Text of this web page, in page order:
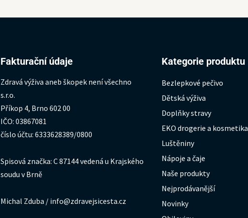
Fakturační údaje
Zdravá výživa aneb škopek není všechno
s.r.o.
Příkop 4, Brno 602 00
IČO: 03867081
číslo účtu: 6333628389/0800
Spisová značka: C 87144 vedená u Krajského
soudu v Brně
Michal Zduba / info@zdravejsicesta.cz
Kategorie produktu
Bezlepkové pečivo
Dětská výživa
Doplňky stravy
EKO drogerie a kosmetika
Luštěniny
Nápoje a čaje
Naše produkty
Nejprodávanější
Novinky